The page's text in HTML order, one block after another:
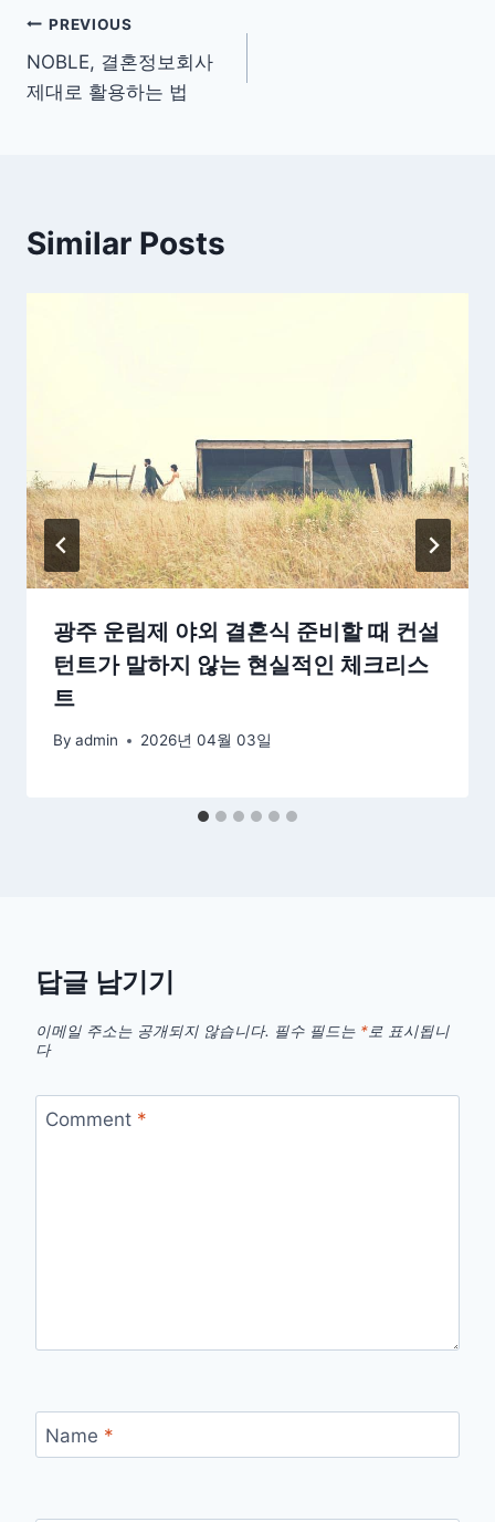
글
탐
PREVIOUS
NOBLE, 결혼정보회사
제대로 활용하는 법
Similar Posts
광주 운림제 야외 결혼식 준비할 때 컨설
턴트가 말하지 않는 현실적인 체크리스
트
By admin 2026년 04월 03일
답글 남기기
이메일 주소는 공개되지 않습니다. 필수 필드는 *로 표시됩니
다
Comment *
Name *